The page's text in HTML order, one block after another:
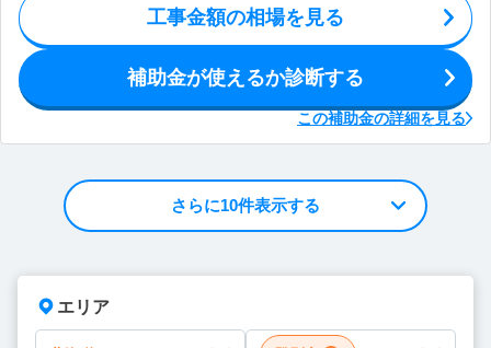
工事金額の相場を見る
補助金が使えるか診断する
この補助金の詳細を見る
さらに10件表示する
エリア